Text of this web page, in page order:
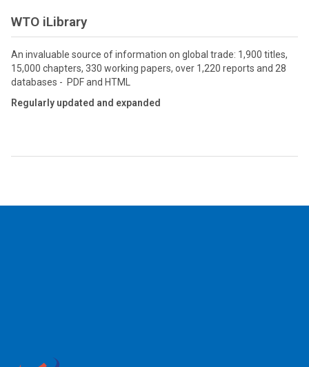
WTO iLibrary
An invaluable source of information on global trade: 1,900 titles,
15,000 chapters, 330 working papers, over 1,220 reports and 28
databases - PDF and HTML
Regularly updated and expanded